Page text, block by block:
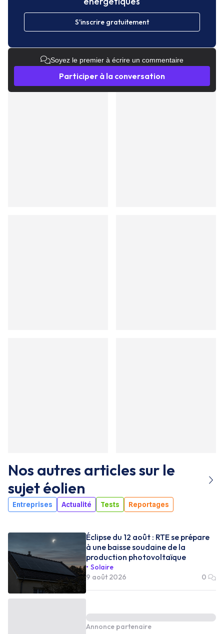
S'inscrire gratuitement
Soyez le premier à écrire un commentaire
Participer à la conversation
Nos autres articles sur le
sujetéolien
Entreprises Actualité Tests Reportages
Éclipse du 12 août : RTE se prépare
à une baisse soudaine de la
production photovoltaïque
Solaire
9 août 2026
0
Annonce partenaire